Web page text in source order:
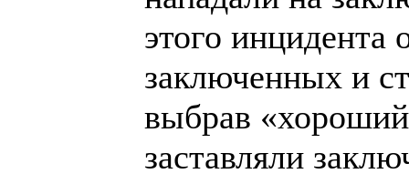
этого инцидента
заключенных и
выбрав
заставляли